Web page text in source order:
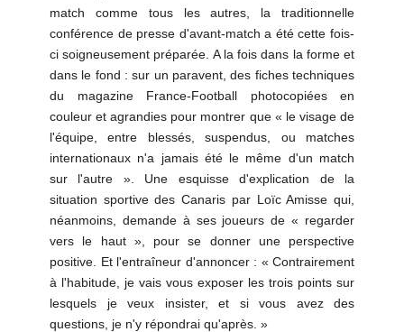
match comme tous les autres, la traditionnelle
conférence de presse d'avant-match a été cette fois-
ci soigneusement préparée. A la fois dans la forme et
dans le fond : sur un paravent, des fiches techniques
du magazine France-Football photocopiées en
couleur et agrandies pour montrer que « le visage de
l'équipe, entre blessés, suspendus, ou matches
internationaux n'a jamais été le même d'un match
sur l'autre ». Une esquisse d'explication de la
situation sportive des Canaris par Loïc Amisse qui,
néanmoins, demande à ses joueurs de « regarder
vers le haut », pour se donner une perspective
positive. Et l'entraîneur d'annoncer : « Contrairement
à l'habitude, je vais vous exposer les trois points sur
lesquels je veux insister, et si vous avez des
questions, je n'y répondrai qu'après. »